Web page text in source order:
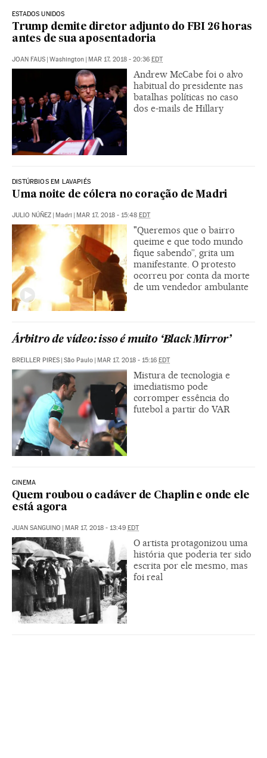
ESTADOS UNIDOS
Trump demite diretor adjunto do FBI 26 horas
antes de sua aposentadoria
JOAN FAUS Washington MAR 17, 2018 - 20:36 EDT
Andrew McCabe foi o alvo
habitual do presidente nas
batalhas políticas no caso
dos e-mails de Hillary
DISTÚRBIOS EM LAVAPIÉS
Uma noite de cólera no coração de Madri
JULIO NÚÑEZ | Madri | MAR 17, 2018 - 15:48 EDT
"Queremos que o bairro
queime e que todo mundo
fique sabendo”, grita um
manifestante. O protesto
ocorreu por conta da morte
de um vendedor ambulante
Árbitro de vídeo: isso é muito ‘Black Mirror’
BREILLER PIRES | São Paulo | MAR 17, 2018 - 15:16 EDT
Mistura de tecnologia e
imediatismo pode
corromper essência do
futebol a partir do VAR
CINEMA
Quem roubou o cadáver de Chaplin e onde ele
está agora
JUAN SANGUINO | MAR 17, 2018 - 13:49 EDT
O artista protagonizou uma
história que poderia ter sido
escrita por ele mesmo, mas
foi real